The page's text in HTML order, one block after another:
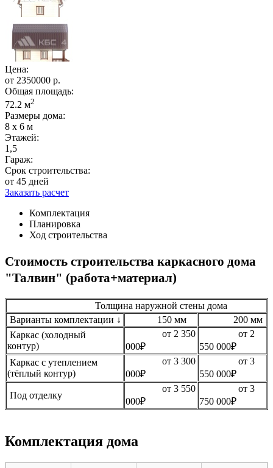
Цена:
от 2350000 р.
Общая площадь:
72.2 м2
Размеры дома:
8 х 6 м
Этажей:
1,5
Гараж:
Срок строительства:
от 45 дней
Заказать расчет
Комплектация
Планировка
Ход строительства
Стоимость строительства каркасного дома
"Талвин" (работа+материал)
Толщина наружной стены дома
Варианты комплектации ↓
150 мм
200 мм
Каркас (холодный
контур)
от 2 350
000₽
от 2
550 000₽
Каркас с утеплением
(тёплый контур)
от 3 300
000₽
от 3
550 000₽
Под отделку
от 3 550
000₽
от 3
750 000₽
Комплектация дома